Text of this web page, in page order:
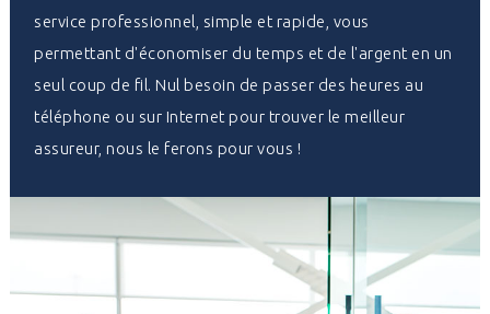
service professionnel, simple et rapide, vous
permettant d'économiser du temps et de l'argent en un
seul coup de fil. Nul besoin de passer des heures au
téléphone ou sur Internet pour trouver le meilleur
assureur, nous le ferons pour vous !